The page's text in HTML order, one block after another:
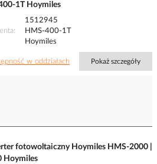
1T Hoymiles
1512945
HMS-400-1T
Hoymiles
w oddziałach Pokaż szczegóły
fotowoltaiczny Hoymiles HMS-2000 |
Hoymiles